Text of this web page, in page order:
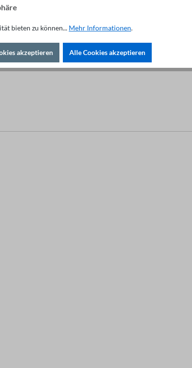
bieten zu können... Mehr Informationen.
akzeptieren Alle Cookies akzeptieren